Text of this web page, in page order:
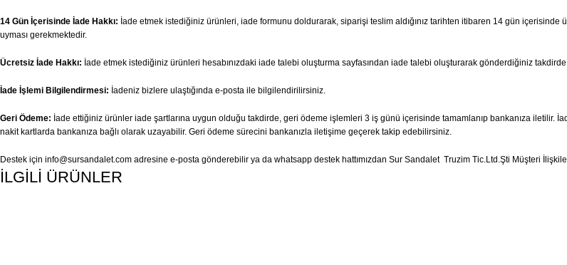
14 Gün İçerisinde İade Hakkı: İade etmek istediğiniz ürünleri, iade formunu doldurarak, siparişi teslim aldığınız tarihten itibaren 14 gün
uyması gerekmektedir.
Ücretsiz İade Hakkı: İade etmek istediğiniz ürünleri hesabınızdaki iade talebi oluşturma sayfasından iade talebi oluşturarak gönderdiğiniz
İade İşlemi Bilgilendirmesi: İadeniz bizlere ulaştığında e-posta ile bilgilendirilirsiniz.
Geri Ödeme: İade ettiğiniz ürünler iade şartlarına uygun olduğu takdirde, geri ödeme işlemleri 3 iş günü içerisinde tamamlanıp bankanıza iletilir.
nakit kartlarda bankanıza bağlı olarak uzayabilir. Geri ödeme sürecini bankanızla iletişime geçerek takip edebilirsiniz.
Destek için info@sursandalet.com adresine e-posta gönderebilir ya da whatsapp destek hattımızdan Sur Sandalet Truzim Tic.Ltd.Şti Müşteri
İLGİLİ ÜRÜNLER